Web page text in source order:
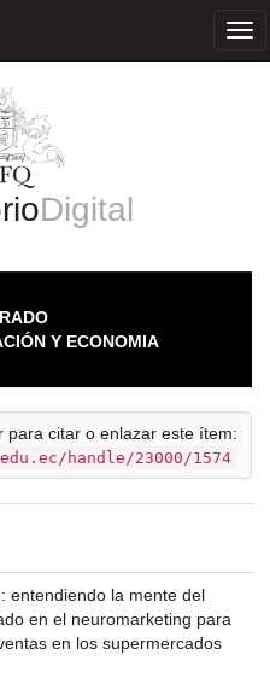
Digital
Y ECONOMIA
para citar o enlazar este ítem:
handle/23000/1574
entendiendo la mente del
en el neuromarketing para
en los supermercados